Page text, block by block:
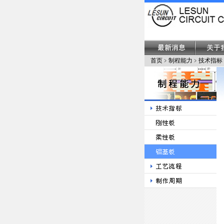
首页﹥制程能力﹥技术指标